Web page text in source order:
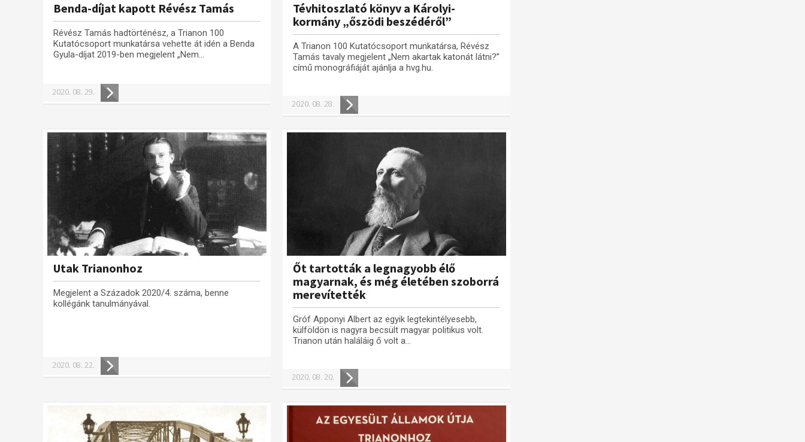
Benda-díjat kapott Révész Tamás
Révész Tamás hadtörténész, a Trianon 100
Kutatócsoport munkatársa vehette át idén a Benda
Gyula-díjat 2019-ben megjelent „Nem...
2020. 08. 29.
Tévhitoszlató könyv a Károlyi-
kormány „őszödi beszédéről”
A Trianon 100 Kutatócsoport munkatársa, Révész
Tamás tavaly megjelent „Nem akartak katonát látni?”
című monográfiáját ajánlja a hvg.hu.
2020. 08. 28.
Utak Trianonhoz
Megjelent a Századok 2020/4. száma, benne
kollégánk tanulmányával.
2020. 08. 22.
Őt tartották a legnagyobb élő
magyarnak, és még életében szoborrá
merevítették
Gróf Apponyi Albert az egyik legtekintélyesebb,
külföldön is nagyra becsült magyar politikus volt.
Trianon után haláláig ő volt a...
2020. 08. 20.